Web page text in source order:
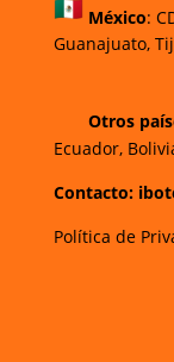
México:
Guanajuato,
Otros
Ecuador,
Contacto:
Política de